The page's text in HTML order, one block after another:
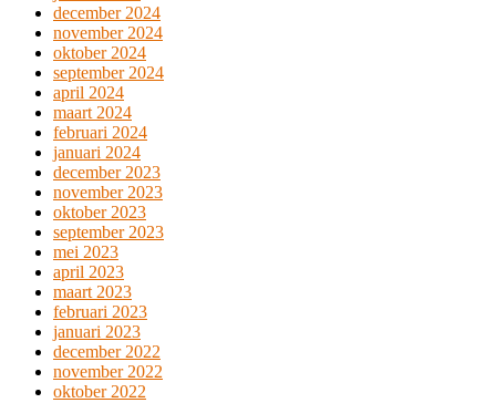
december 2024
november 2024
oktober 2024
september 2024
april 2024
maart 2024
februari 2024
januari 2024
december 2023
november 2023
oktober 2023
september 2023
mei 2023
april 2023
maart 2023
februari 2023
januari 2023
december 2022
november 2022
oktober 2022